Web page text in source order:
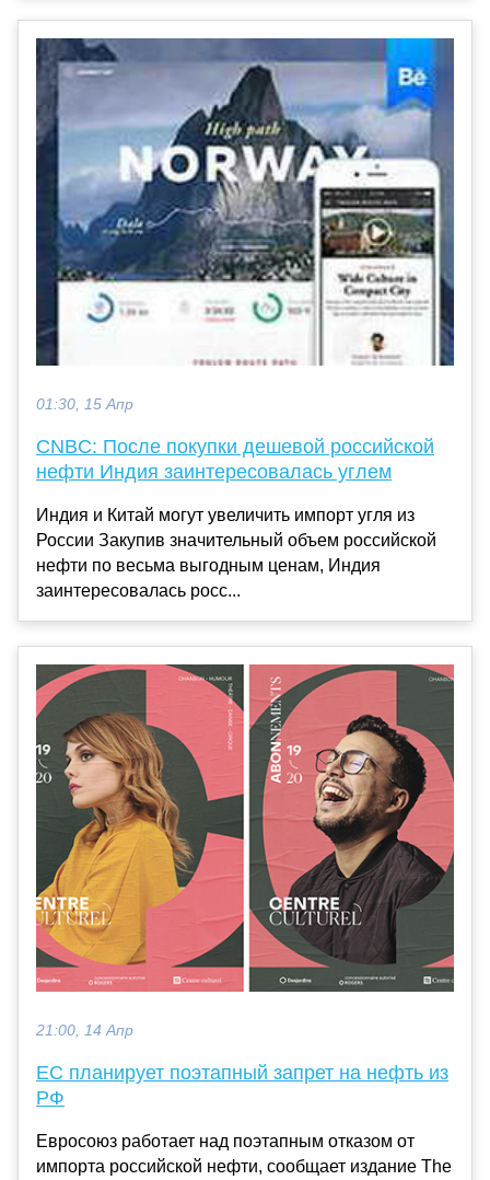
01:30, 15 Апр
CNBC: После покупки дешевой российской
нефти Индия заинтересовалась углем
Индия и Китай могут увеличить импорт угля из
России Закупив значительный объем российской
нефти по весьма выгодным ценам, Индия
заинтересовалась росс...
21:00, 14 Апр
ЕС планирует поэтапный запрет на нефть из
РФ
Евросоюз работает над поэтапным отказом от
импорта российской нефти, сообщает издание The